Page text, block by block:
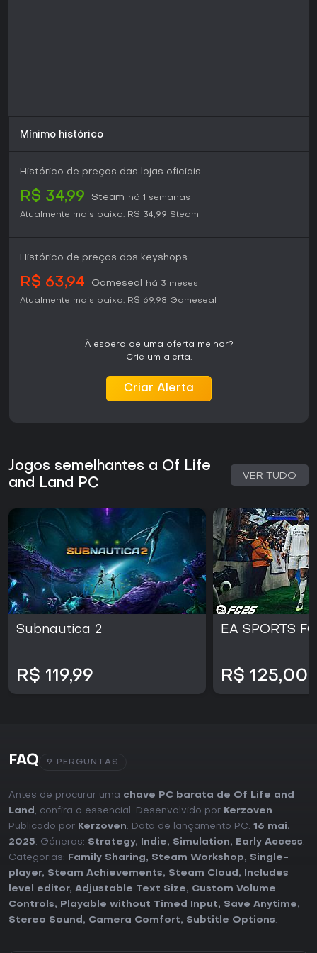
Mínimo histórico
Histórico de preços das lojas oficiais
R$ 34,99 Steam
há 1 semanas
Atualmente mais baixo: R$ 34,99 Steam
Histórico de preços dos keyshops
R$ 63,94 Gameseal
há 3 meses
Atualmente mais baixo: R$ 69,98 Gameseal
À espera de uma oferta melhor?
Crie um alerta.
Criar Alerta
Jogos semelhantes a Of Life
and Land PC
VER TUDO
Subnautica 2
R$ 119,99
EA SPORTS
R$ 125,00
FAQ 9 PERGUNTAS
Antes de procurar uma chave PC barata de Of Life and
Land , confira o essencial. Desenvolvido por Kerzoven.
Publicado por Kerzoven. Data de lançamento PC: 16 mai.
2025. Géneros: Strategy, Indie, Simulation, Early Access.
Categorias:
Family Sharing, Steam Workshop, Single-
player, Steam Achievements, Steam Cloud ,
Includes
level editor, Adjustable Text Size, Custom Volume
Controls, Playable without Timed Input, Save Anytime,
Stereo Sound , Camera Comfort, Subtitle Options.